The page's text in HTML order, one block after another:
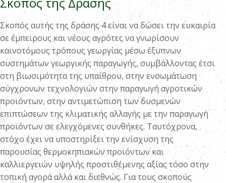
Σκοπός αυτής της δράσης 4 είναι να δώσει την ευκαιρία
σε έμπειρους και νέους αγρότες να γνωρίσουν
καινοτόμους τρόπους γεωργίας μέσω έξυπνων
συστημάτων γεωργικής παραγωγής, συμβάλλοντας έτσι
στη βιωσιμότητα της υπαίθρου, στην ενσωμάτωση
σύγχρονων τεχνολογιών στην παραγωγή αγροτικών
προϊόντων, στην αντιμετώπιση των δυσμενών
επιπτώσεων της κλιματικής αλλαγής με την παραγωγή
προϊόντων σε ελεγχόμενες συνθήκες. Ταυτόχρονα,
στόχο έχει να υποστηρίξει την ενίσχυση της
παρουσίας θερμοκηπιακών προϊόντων και
καλλιεργειών υψηλής προστιθέμενης αξίας τόσο στην
τοπική αγορά αλλά και διεθνώς. Για τους σκοπούς